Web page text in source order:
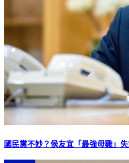
國民黨不妙？侯友宜「最強母雞」